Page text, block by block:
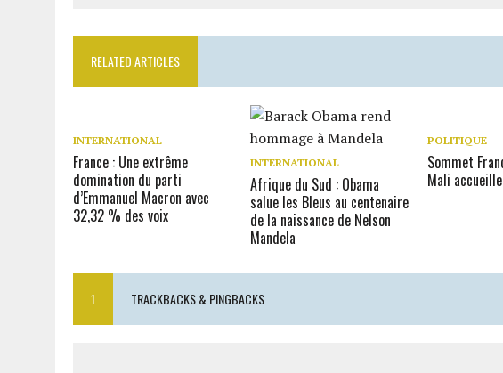
RELATED ARTICLES
INTERNATIONAL
France : Une extrême
domination du parti
d’Emmanuel Macron avec
32,32 % des voix
INTERNATIONAL
Afrique du Sud : Obama
salue les Bleus au centenaire
de la naissance de Nelson
Mandela
POLITIQUE
Sommet
Mali
1 TRACKBACKS & PINGBACKS